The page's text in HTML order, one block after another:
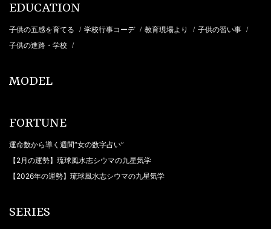
EDUCATION
子供の五感を育てる / 学校行事コーデ / 教育現場より / 子供の習い事 /
子供の進路・学校 /
MODEL
FORTUNE
運命数から導く週間“女の数字占い”
【2月の運勢】琉球風水志シウマの九星気学
【2026年の運勢】琉球風水志シウマの九星気学
SERIES